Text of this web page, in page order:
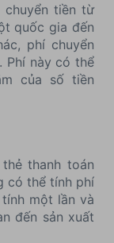
chuyển tiền từ
quốc gia đến
phí chuyển
Phí này có thể
của số tiền
thanh toán
có thể tính phí
một lần và
đến sản xuất